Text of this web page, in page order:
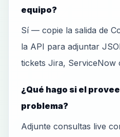
equipo?
Sí — copie la salida de
la API para adjuntar
tickets Jira, ServiceNow
¿Qué hago si el
problema?
Adjunte consultas live